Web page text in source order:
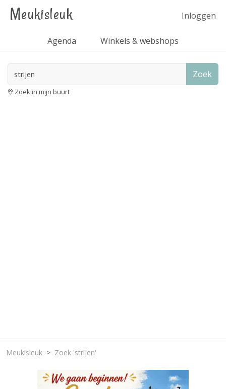
Meukisleuk Inloggen
Agenda Winkels & webshops
Zoek
Zoek in mijn buurt
Meukisleuk Zoek 'strijen'